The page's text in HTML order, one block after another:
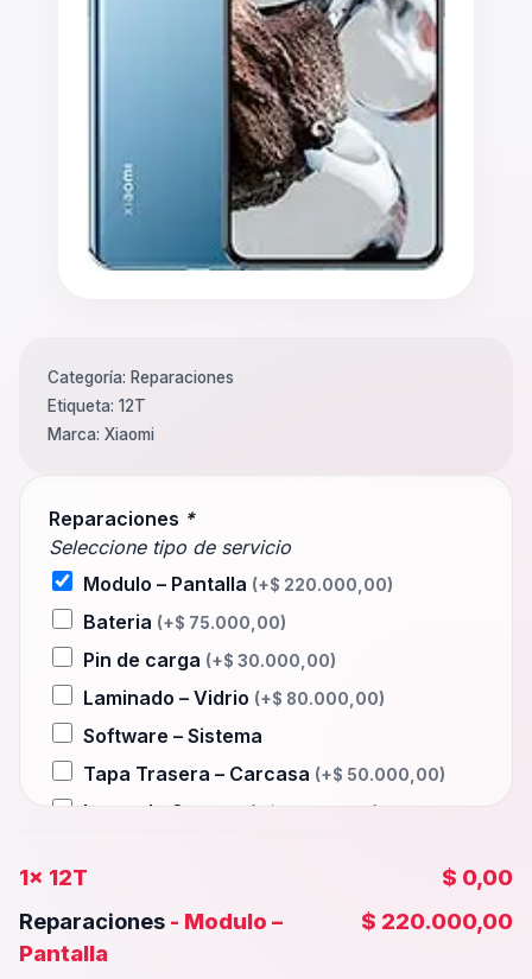
Reparaciones *
Seleccione tipo de servicio
Modulo – Pantalla (+$ 220.000,00)
Bateria (+$ 75.000,00)
Pin de carga (+$ 30.000,00)
Laminado – Vidrio (+$ 80.000,00)
Software – Sistema
Tapa Trasera – Carcasa (+$ 50.000,00)
Lente de Camara
Camara Trasera(+$ 40.000,00)
Camara frontal, Selfie – Face id
1x 12T
$ 0,00
Reparaciones - Modulo –
Pantalla
$ 220.000,00
Categoría: Reparaciones
Etiqueta: 12T
Marca: Xiaomi